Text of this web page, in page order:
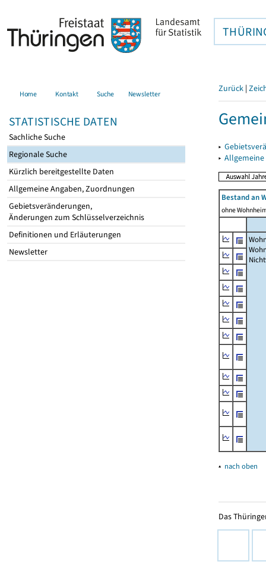
Home Kontakt Suche Newsletter
STATISTISCHE DATEN
Sachliche Suche
Regionale Suche
Kürzlich bereitgestellte Daten
Allgemeine Angaben, Zuordnungen
Gebietsveränderungen,
Änderungen zum Schlüsselverzeichnis
Definitionen und Erläuterungen
Newsletter
Zurück |
▸
▸
Bestand an
ohne
▴ nach oben
Das